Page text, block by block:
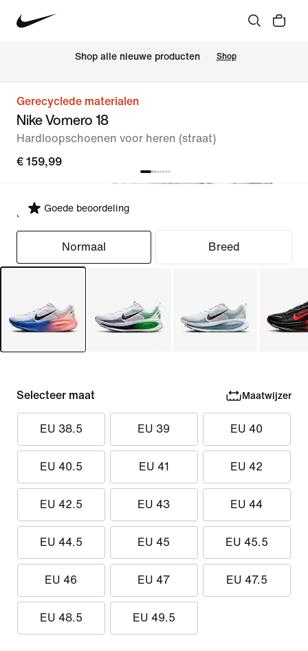
Shop alle nieuwe producten Shop
Gerecyclede materialen
Nike Vomero 18
Hardloopschoenen voor heren (straat)
€ 159,99
Goede beoordeling
Selecteer pasvorm
Normaal Breed
Selecteer maat Maatwijzer
EU 38.5 EU 39 EU 40
EU 40.5 EU 41 EU 42
EU 42.5 EU 43 EU 44
EU 44.5 EU 45 EU 45.5
EU 46 EU 47 EU 47.5
EU 48.5 EU 49.5